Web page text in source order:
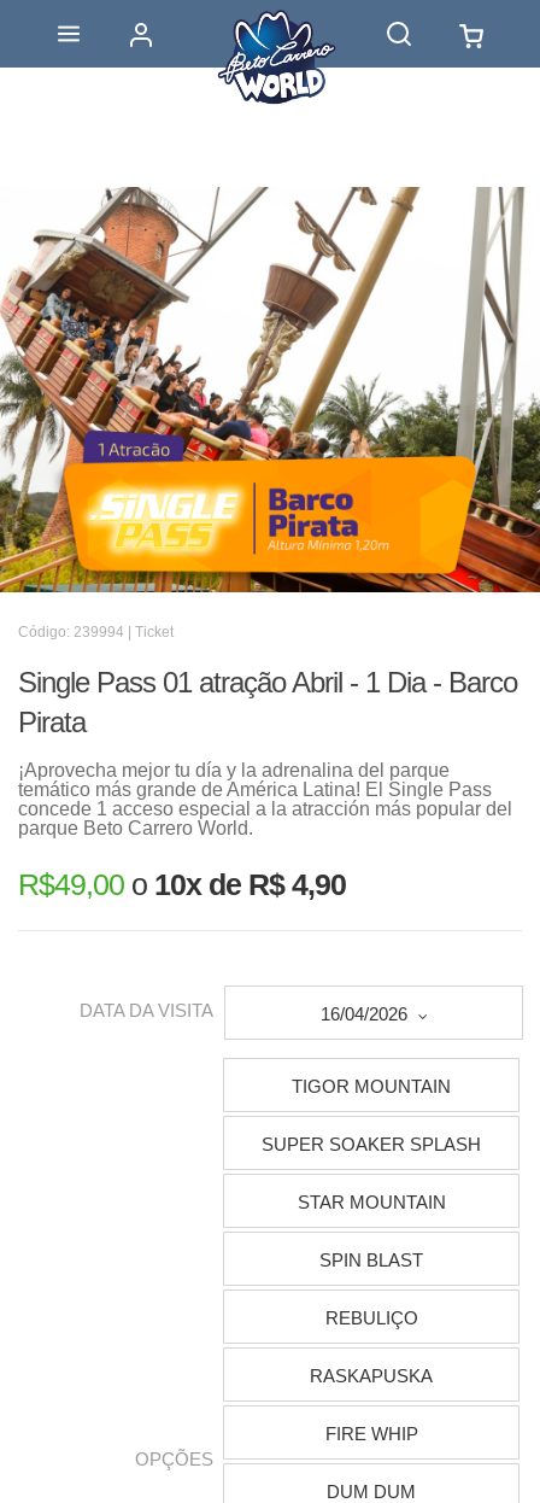
Código: 239994 | Ticket
Single Pass 01 atração Abril - 1 Dia - Barco
Pirata
¡Aprovecha mejor tu día y la adrenalina del parque
temático más grande de América Latina! El Single Pass
concede 1 acceso especial a la atracción más popular del
parque Beto Carrero World.
R$49,00 o 10x de R$ 4,90
DATA DA VISITA 16/04/2026
OPÇÕES
TIGOR MOUNTAIN
SUPER SOAKER SPLASH
STAR MOUNTAIN
SPIN BLAST
REBULIÇO
RASKAPUSKA
FIRE WHIP
DUM DUM